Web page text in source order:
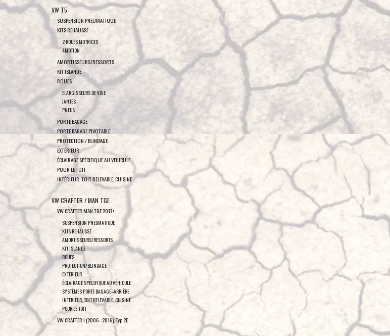
VW T5
SUSPENSION PNEUMATIQUE
KITS REHAUSSE
2 ROUES MOTRICES
4MOTION
AMORTISSEURS/RESSORTS
KIT ISLANDE
ROUES
ELARGISSEURS DE VOIE
JANTES
PNEUS
PORTE BAGAGE
PORTE BAGAGE PIVOTABLE
PROTECTION / BLINDAGE
EXTÉRIEUR
ÉCLAIRAGE SPÉCIFIQUE AU VÉHICULE
POUR LE TOIT
INTÉRIEUR, TOIT RELEVABLE, CUISINE
VW CRAFTER / MAN TGE
VW CRAFTER MAN TGE 2017+
SUSPENSION PNEUMATIQUE
KITS REHAUSSE
AMORTISSEURS/RESSORTS
KIT ISLANDE
ROUES
PROTECTION/BLINDAGE
EXTÉRIEUR
ÉCLAIRAGE SPÉCIFIQUE AU VÉHICULE
SYSTÈMES PORTE BAGAGE–ARRIÈRE
INTÉRIEUR, TOIT RELEVABLE, CUISINE
POUR LE TOIT
VW CRAFTER I (2006–2016), Typ 2E